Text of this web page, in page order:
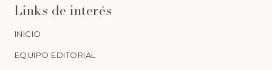
Links de interés
INICIO
EQUIPO EDITORIAL